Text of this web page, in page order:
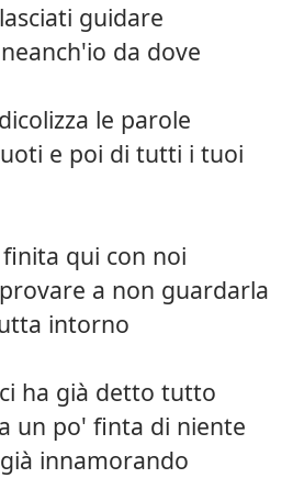
guidare
da dove
le parole
e poi di tutti i tuoi
qui con noi
a non guardarla
intorno
ha già detto tutto
un po' finta di niente
innamorando